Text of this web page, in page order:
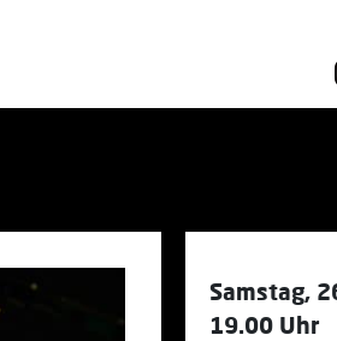
Samstag,
19.00 Uhr